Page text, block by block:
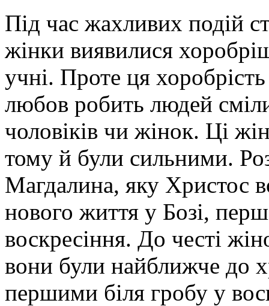
Під час жахливих подій
жінки виявилися
учні. Проте ця
любов робить людей
чоловіків чи жінок. Ці
тому й були сильними.
Магдалина, яку Христос
нового життя у Бозі,
воскресіння. До честі
вони були найближче до
першими біля гробу у